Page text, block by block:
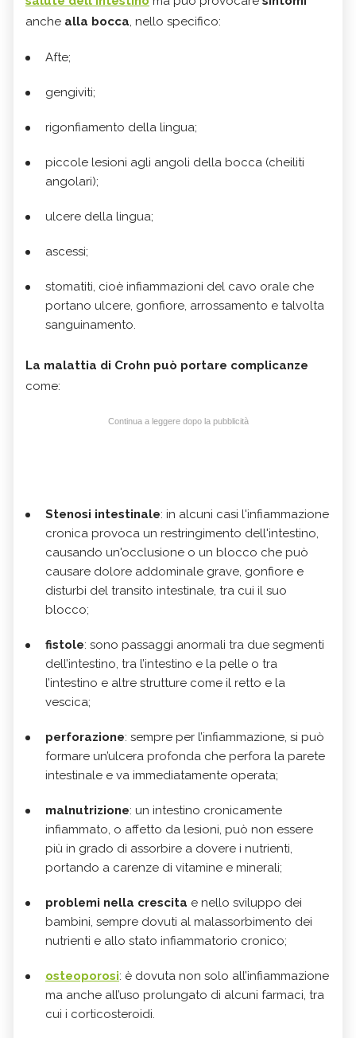
anche alla bocca , nello specifico:
Afte;
gengiviti;
rigonfiamento della lingua;
piccole lesioni agli angoli della bocca (cheiliti
angolari);
ulcere della lingua;
ascessi;
stomatiti, cioè infiammazioni del cavo orale che
portano ulcere, gonfiore, arrossamento e talvolta
sanguinamento.
La malattia di Crohn può portare complicanze
come:
Continua a leggere dopo la pubblicità
Stenosi intestinale: in alcuni casi l'infiammazione
cronica provoca un restringimento dell'intestino,
causando un'occlusione o un blocco che può
causare dolore addominale grave, gonfiore e
disturbi del transito intestinale, tra cui il suo
blocco;
fistole: sono passaggi anormali tra due segmenti
dell’intestino, tra l’intestino e la pelle o tra
l’intestino e altre strutture come il retto e la
vescica;
perforazione: sempre per l’infiammazione, si può
formare un’ulcera profonda che perfora la parete
intestinale e va immediatamente operata;
malnutrizione: un intestino cronicamente
infiammato, o affetto da lesioni, può non essere
più in grado di assorbire a dovere i nutrienti,
portando a carenze di vitamine e minerali;
problemi nella crescita e nello sviluppo dei
bambini, sempre dovuti al malassorbimento dei
nutrienti e allo stato infiammatorio cronico;
osteoporosi: è dovuta non solo all’infiammazione
ma anche all’uso prolungato di alcuni farmaci, tra
cui i corticosteroidi.